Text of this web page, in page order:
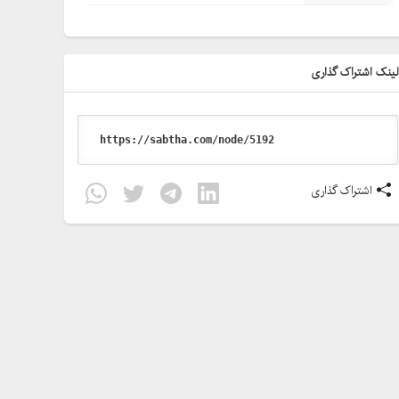
اشتراک گذاری
اشتراک گذاری